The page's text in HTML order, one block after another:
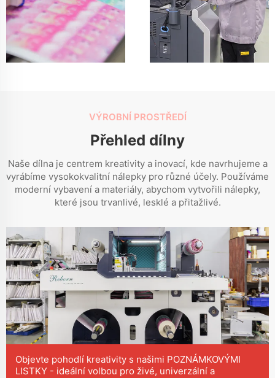
VÝROBNÍ PROSTŘEDÍ
Přehled dílny
Naše dílna je centrem kreativity a inovací, kde navrhujeme a
vyrábíme vysokokvalitní nálepky pro různé účely. Používáme
moderní vybavení a materiály, abychom vytvořili nálepky,
které jsou trvanlivé, lesklé a přitažlivé.
Objevte pohodlí kreativity s našimi POZNÁMKOVÝMI
LISTKY - ideální volbou pro živé, univerzální a